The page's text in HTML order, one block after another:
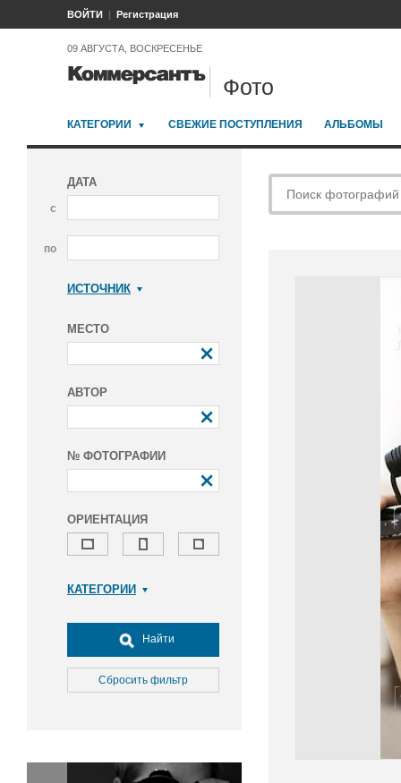
ВОЙТИ Регистрация
09 АВГУСТА, ВОСКРЕСЕНЬЕ
Фото
КАТЕГОРИИ СВЕЖИЕ ПОСТУПЛЕНИЯ АЛЬБОМЫ
ДАТА
с
по
ИСТОЧНИК
МЕСТО
АВТОР
№ ФОТОГРАФИИ
ОРИЕНТАЦИЯ
КАТЕГОРИИ
Досуг, туризм и отдых
Культура
Медицина
Окружающая среда
Найти
Сбросить фильтр